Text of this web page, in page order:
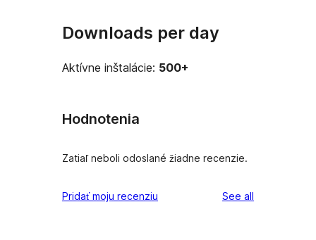
Downloads per day
Aktívne inštalácie: 500+
Hodnotenia
Zatiaľ neboli odoslané žiadne recenzie.
Pridať moju recenziu See all